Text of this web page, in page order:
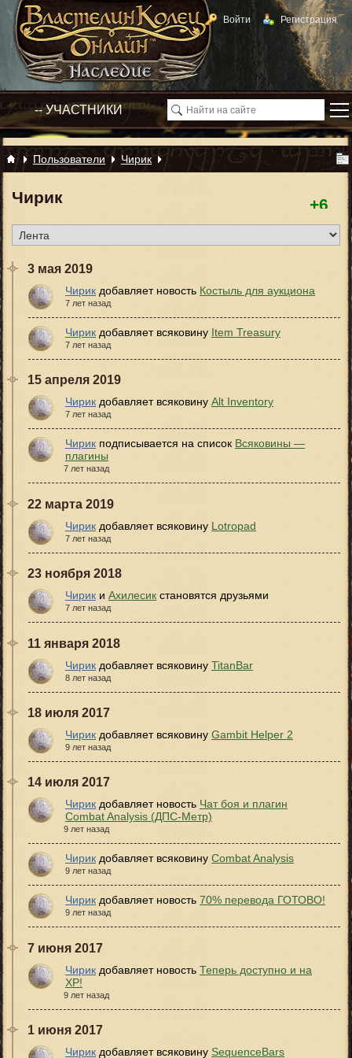
Войти Регистрация
Пользователи Чирик
+6
Чирик
3 мая 2019
Чирик добавляет новость Костыль для аукциона
7 лет назад
Чирик добавляет всяковину Item Treasury
7 лет назад
15 апреля 2019
Чирик добавляет всяковину Alt Inventory
7 лет назад
Чирик подписывается на список Всяковины —
плагины
7 лет назад
22 марта 2019
Чирик добавляет всяковину Lotropad
7 лет назад
23 ноября 2018
Чирик и Ахилесик становятся друзьями
7 лет назад
11 января 2018
Чирик добавляет всяковину TitanBar
8 лет назад
18 июля 2017
Чирик добавляет всяковину Gambit Helper 2
9 лет назад
14 июля 2017
Чирик добавляет новость Чат боя и плагин
Combat Analysis (ДПС-Метр)
9 лет назад
Чирик добавляет всяковину Combat Analysis
9 лет назад
Чирик добавляет новость 70% перевода ГОТОВО!
9 лет назад
7 июня 2017
Чирик добавляет новость Теперь доступно и на
XP!
9 лет назад
1 июня 2017
Чирик добавляет всяковину SequenceBars